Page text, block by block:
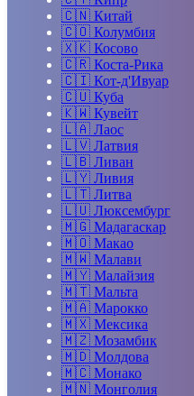
🇨🇳 Китай
🇨🇴 Колумбия
🇽🇰 Косово
🇨🇷 Коста-Рика
🇨🇮 Кот-д'Ивуар
🇨🇺 Куба
🇰🇼 Кувейт
🇱🇦 Лаос
🇱🇻 Латвия
🇱🇧 Ливан
🇱🇾 Ливия
🇱🇹 Литва
🇱🇺 Люксембург
🇲🇬 Мадагаскар
🇲🇴 Макао
🇲🇼 Малави
🇲🇾 Малайзия
🇲🇹 Мальта
🇲🇦 Марокко
🇲🇽 Мексика
🇲🇿 Мозамбик
🇲🇩 Молдова
🇲🇨 Монако
🇲🇳 Монголия